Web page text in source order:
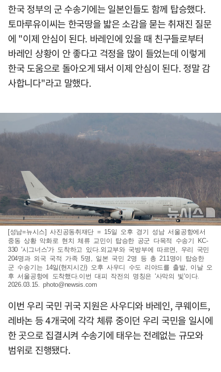
한국 정부의 군 수송기에는 일본인들도 함께 탑승했다.
토마루유이씨는 한국땅을 밟은 소감을 묻는 취재진 질문
에 "이제 안심이 된다. 바레인에 있을 때 친구들로부터
바레인 상황이 안 좋다고 걱정을 많이 들었는데 이렇게
한국 도움으로 돌아오게 돼서 이제 안심이 된다. 정말 감
사합니다"라고 말했다.
[성남=뉴시스] 사진공동취재단 = 15일 오후 경기 성남 서울공항에서
중동 상황 악화로 현치 체류 교민이 탑승한 공군 다목적 수송기 KC-
330 '시그너스'가 도착하고 있다.외교부와 국방부에 따르면, 우리 국민
204명과 외국 국적 가족 5명, 일본 국민 2명 등 총 211명이 탑승한
군 수송기는 14일(현지시간) 오후 사우디 수도 리야드를 출발, 이날 오
후 서울공항에 도착했다.이번 대피 작전의 명칭은 '사막의 빛'이다.
2026.03.15.photo@newsis.com
이번 우리 국민 귀국 지원은 사우디와 바레인, 쿠웨이트,
레바논 등 4개국에 각각 체류 중이던 우리 국민을 일시에
한 곳으로 집결시켜 수송기에 태우는 전례없는 규모와
범위로 진행됐다.